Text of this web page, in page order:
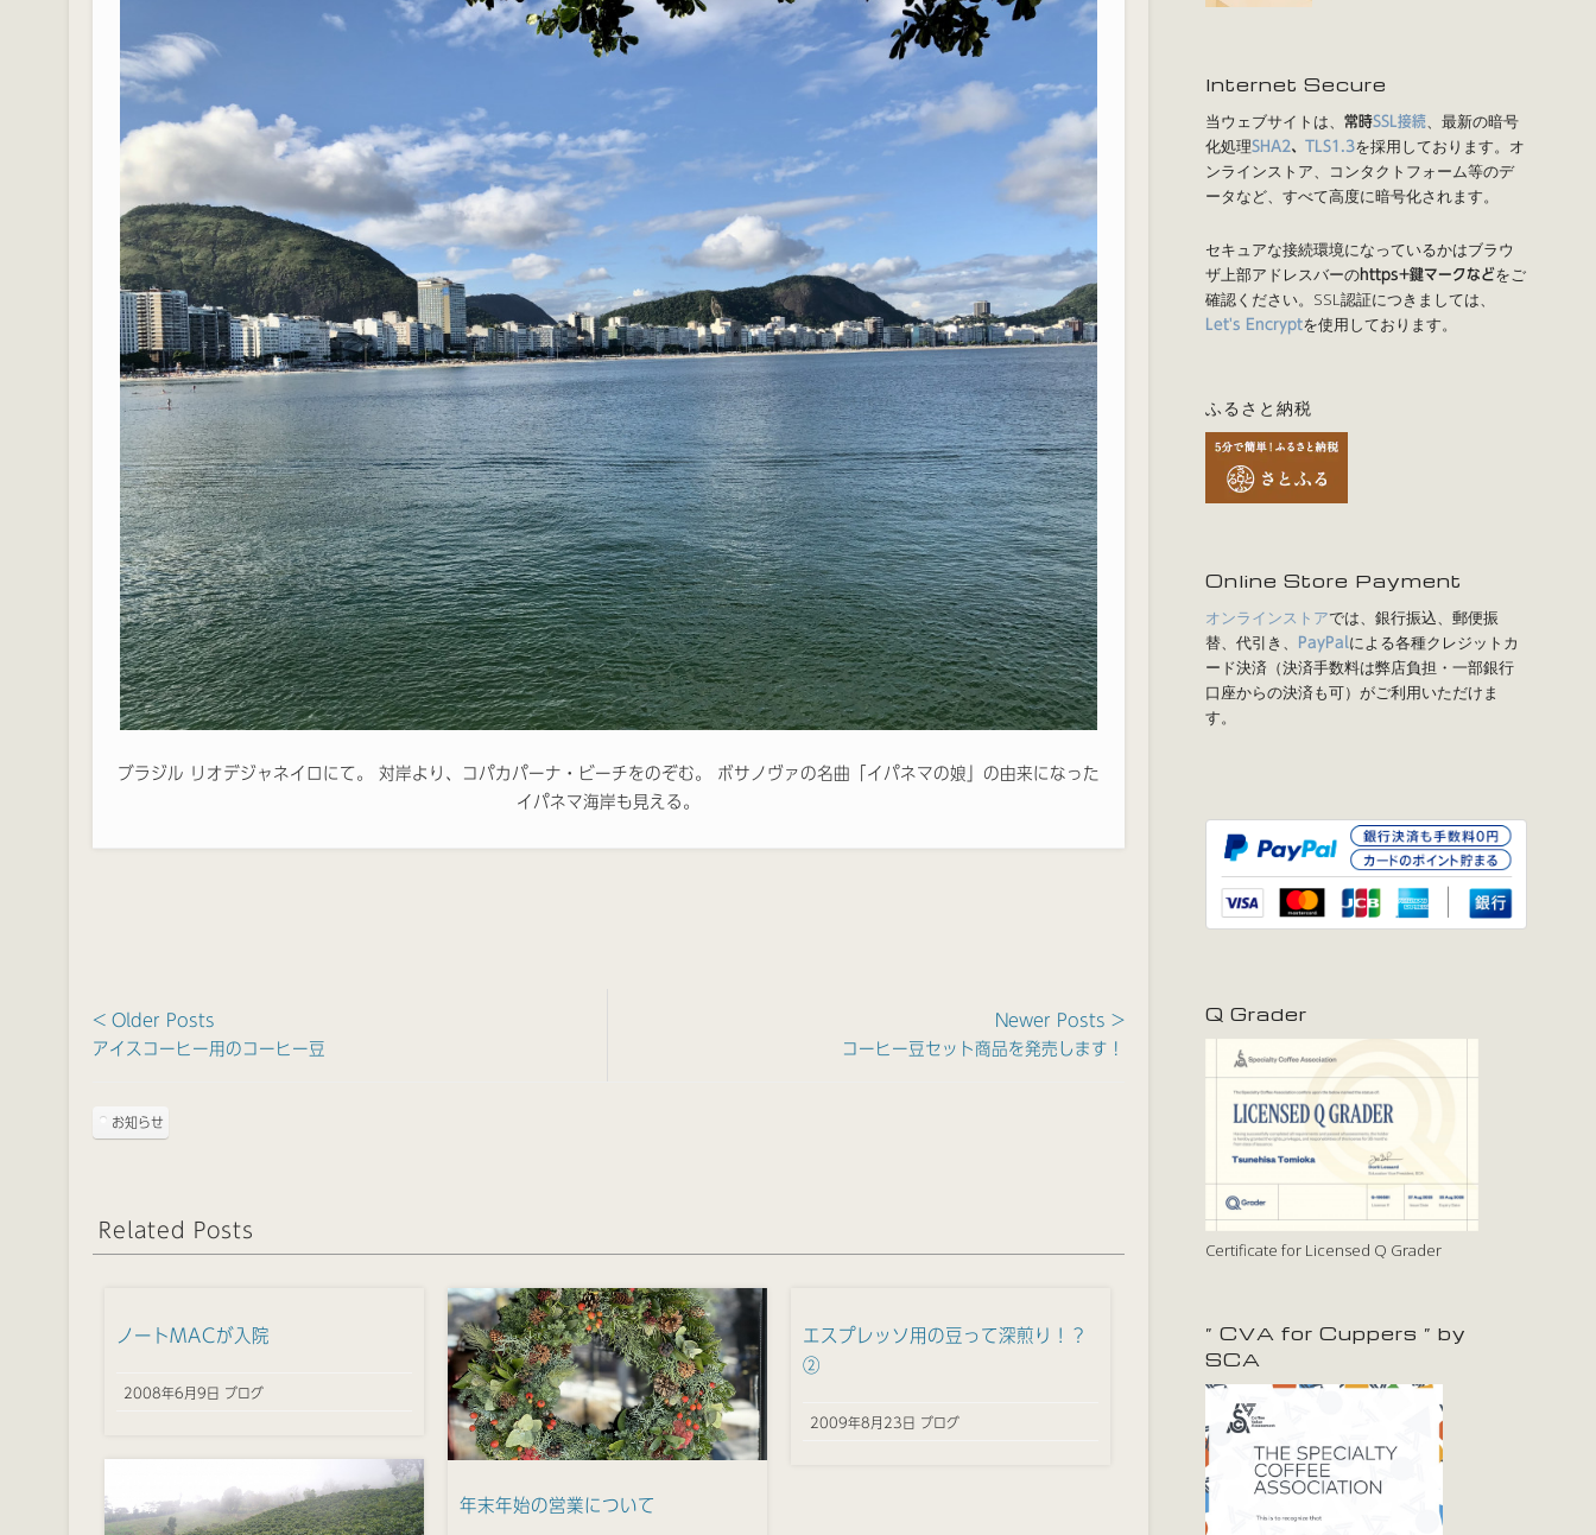
ブラジル リオデジャネイロにて。 対岸より、コパカパーナ・ビーチをのぞむ。 ボサノヴァの名曲「イパネマの娘」の由来になった
イパネマ海岸も見える。
< Older Posts
アイスコーヒー用のコーヒー豆
Newer Posts >
コーヒー豆セット商品を発売します！
お知らせ
Related Posts
ノートMACが入院
2008年6月9日 ブログ
年末年始の営業について
エスプレッソ用の豆って深煎り！？
②
2009年8月23日 ブログ
Internet Secure
当ウェブサイトは、常時SSL接続、最新の暗号
化処理SHA2、TLS1.3を採用しております。オ
ンラインストア、コンタクトフォーム等のデ
ータなど、すべて高度に暗号化されます。
セキュアな接続環境になっているかはブラウ
ザ上部アドレスバーのhttps+鍵マークなどをご
確認ください。SSL認証につきましては、
Let's Encryptを使用しております。
ふるさと納税
Online Store Payment
オンラインストアでは、銀行振込、郵便振
替、代引き、
PayPalによる各種クレジットカ
ード決済（決済手数料は弊店負担・一部銀行
口座からの決済も可）がご利用いただけま
す。
Q Grader
Certificate for Licensed Q Grader
” CVA for Cuppers ” by
SCA